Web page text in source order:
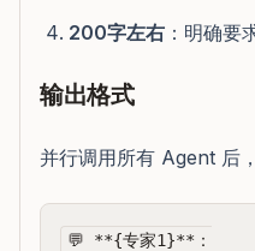
200字左右 ：明确要
输出格式
并行调用所有 Agent 后
💬 **{专家1}**：